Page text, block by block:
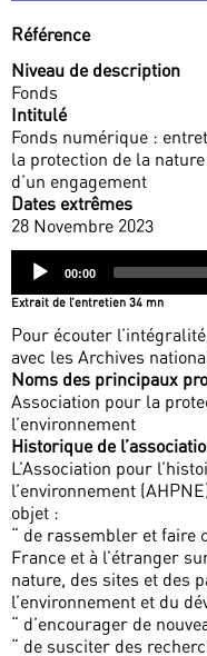
Référence
Niveau de description
Fonds
Intitulé
Fonds numérique :
la protection de la
d’un engagement
Dates extrêmes
28 Novembre 2023
Audio
Player
Current
00:00
Extrait de l’entretien 34 mn
Pour écouter
avec les Archives
Noms des principaux
Association pour la
l’environnement
Historique de
L’Association pour
l’environnement
objet :
“ de rassembler et faire
France et à l’étranger
nature, des sites et des
l’environnement et du
“ d’encourager de
“ de susciter des